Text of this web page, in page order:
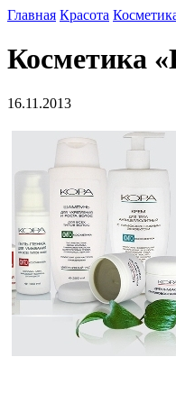
Главная Красота
Косметика
16.11.2013